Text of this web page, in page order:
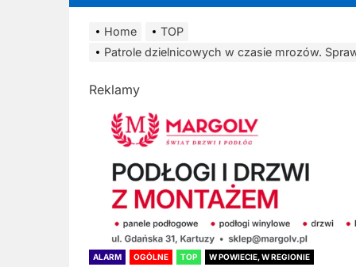
Home
TOP
Patrole dzielnicowych w czasie mrozów.
Reklamy
ALARM OGÓLNE TOP W POWIECIE, W REGIONIE